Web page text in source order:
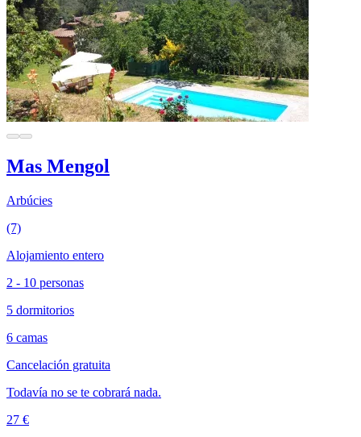
Mas Mengol
Arbúcies
(7)
Alojamiento entero
2 - 10 personas
5 dormitorios
6 camas
Cancelación gratuita
Todavía no se te cobrará nada.
27 €